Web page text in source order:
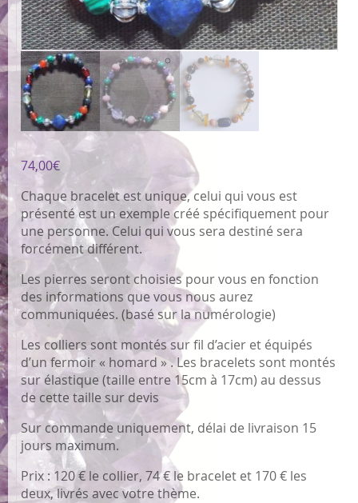
74,00€
Chaque bracelet est unique, celui qui vous est
présenté est un exemple créé spécifiquement pour
une personne. Celui qui vous sera destiné sera
forcément différent.
Les pierres seront choisies pour vous en fonction
des informations que vous nous aurez
communiquées. (basé sur la numérologie)
Les colliers sont montés sur fil d’acier et équipés
d’un fermoir « homard » . Les bracelets sont montés
sur élastique (taille entre 15cm à 17cm) au dessus
de cette taille sur devis
Sur commande uniquement, délai de livraison 15
jours maximum.
Prix : 120 € le collier, 74 € le bracelet et 170 € les
deux, livrés avec votre thème.